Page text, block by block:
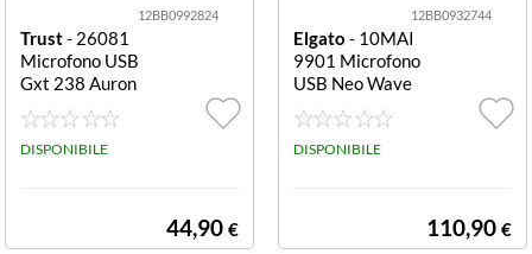
12BB0992824
Trust- 26081
Microfono USB
Gxt 238 Auron
Rgb nero 238 A
uron RGB
DISPONIBILE
44,90 €
12BB0932744
Elgato - 10MAI
9901 Microfono
USB Neo Wave
White Wave
DISPONIBILE
110,90 €